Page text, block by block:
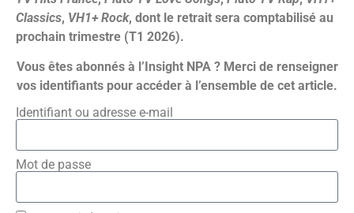
Classics, VH1+ Rock, dont le retrait sera comptabilisé au
prochain trimestre (T1 2026).
Vous êtes abonnés à l’Insight NPA ? Merci de renseigner
vos identifiants pour accéder à l’ensemble de cet article.
Identifiant ou adresse e-mail
Mot de passe